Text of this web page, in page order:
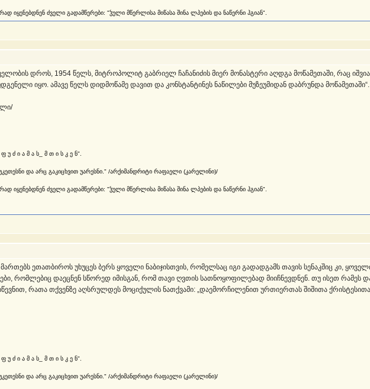
იყენებდნენ ძველი გადამწერები: "ჴელი მწერლისა მიწასა შინა ლპების და ნაწერნი ჰგიან".
დროს, 1954 წელს, მიტროპოლიტ გაბრიელ ჩაჩანიძის მიერ მონასტერი აღდგა მოწამეთაში, რაც
იყო. ამავე წელს დიდმოწამე დავით და კონსტანტინეს ნაწილები მუზეუმიდან დაბრუნდა მოწამეთაში“.
უ ძ ი ა მ ა ს_ მ თ ი ს კ ე ნ".
და არც გაკიცხვით უარესნი." /არქიმანდრიტი რაფაელი (კარელინი)/
იყენებდნენ ძველი გადამწერები: "ჴელი მწერლისა მიწასა შინა ლპების და ნაწერნი ჰგიან".
ეთათბიროს უხუცეს ბერს ყოველი ნაბიჯისთვის, რომელსაც იგი გადადგამს თავის სენაკშიც კი,
რომლებიც დაეცნენ სწორედ იმისგან, რომ თავი ღვთის სათნოყოფილებად მიიჩნევდნენ. თუ ისეთ რამეს
რათა თქვენზე აღსრულდეს მოციქულის ნათქვამი: „დაემორჩილენით ურთიერთას შიშითა
უ ძ ი ა მ ა ს_ მ თ ი ს კ ე ნ".
და არც გაკიცხვით უარესნი." /არქიმანდრიტი რაფაელი (კარელინი)/